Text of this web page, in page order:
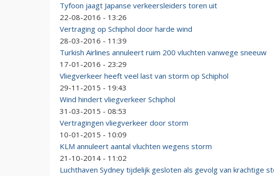
Tyfoon jaagt Japanse verkeersleiders toren uit
22-08-2016 - 13:26
Vertraging op Schiphol door harde wind
28-03-2016 - 11:39
Turkish Airlines annuleert ruim 200 vluchten vanwege sneeuw
17-01-2016 - 23:29
Vliegverkeer heeft veel last van storm op Schiphol
29-11-2015 - 19:43
Wind hindert vliegverkeer Schiphol
31-03-2015 - 08:53
Vertragingen vliegverkeer door storm
10-01-2015 - 10:09
KLM annuleert aantal vluchten wegens storm
21-10-2014 - 11:02
Luchthaven Sydney tijdelijk gesloten als gevolg van krachtige